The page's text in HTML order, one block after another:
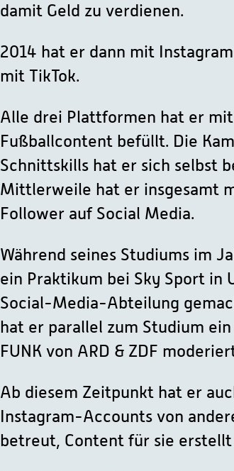
damit Geld zu verdienen.
2014 hat er dann mit
mit TikTok.
Alle drei Plattformen hat er
Fußballcontent befüllt. Die
Schnittskills hat er sich selbst
Mittlerweile hat er insgesamt
Follower auf Social Media.
Während seines Studiums im
ein Praktikum bei Sky Sport in
Social-Media-Abteilung
hat er parallel zum Studium
FUNK von ARD & ZDF
Ab diesem Zeitpunkt hat er
Instagram-Accounts von
betreut, Content für sie